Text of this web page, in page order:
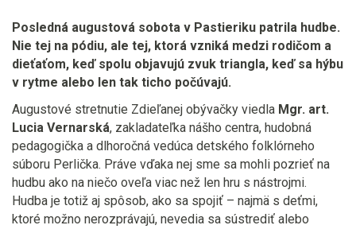
Posledná augustová sobota v Pastieriku patrila hudbe.
Nie tej na pódiu, ale tej, ktorá vzniká medzi rodičom a
dieťaťom, keď spolu objavujú zvuk triangla, keď sa hýbu
v rytme alebo len tak ticho počúvajú.
Augustové stretnutie Zdieľanej obývačky viedla Mgr. art.
Lucia Vernarská, zakladateľka nášho centra, hudobná
pedagogička a dlhoročná vedúca detského folklórneho
súboru Perlička. Práve vďaka nej sme sa mohli pozrieť na
hudbu ako na niečo oveľa viac než len hru s nástrojmi.
Hudba je totiž aj spôsob, ako sa spojiť – najmä s deťmi,
ktoré možno nerozprávajú, nevedia sa sústrediť alebo